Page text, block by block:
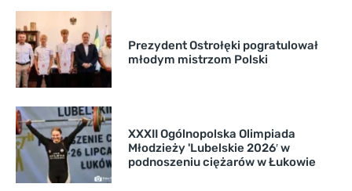
Prezydent Ostrołęki pogratulował
młodym mistrzom Polski
XXXII Ogólnopolska Olimpiada
Młodzieży 'Lubelskie 2026′ w
podnoszeniu ciężarów w Łukowie